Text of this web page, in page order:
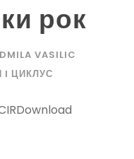
рок
VASILIC
I ЦИКЛУС